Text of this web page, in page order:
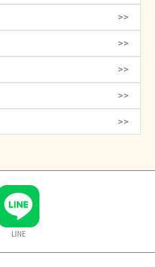
>>
>>
>>
>>
>>
LINE